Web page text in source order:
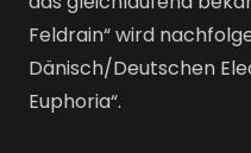
Feldrain“ wird
Dänisch/Deutschen
Euphoria“.